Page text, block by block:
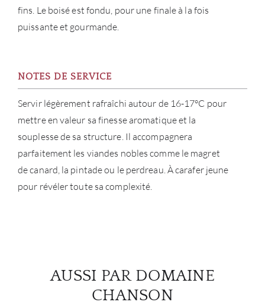
fins. Le boisé est fondu, pour une finale à la fois
puissante et gourmande.
NOTES DE SERVICE
Servir légèrement rafraîchi autour de 16-17°C pour
mettre en valeur sa finesse aromatique et la
souplesse de sa structure. Il accompagnera
parfaitement les viandes nobles comme le magret
de canard, la pintade ou le perdreau. À carafer jeune
pour révéler toute sa complexité.
AUSSI PAR DOMAINE
CHANSON